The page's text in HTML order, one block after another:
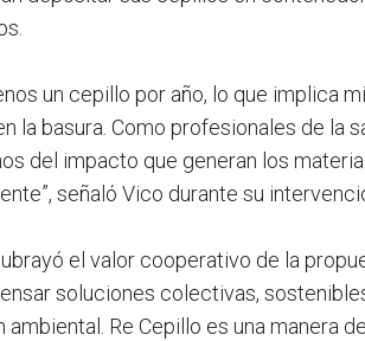
un cepillo por año, lo que implica
la basura. Como profesionales de la
del impacto que generan los
señaló Vico durante su
el valor cooperativo de la
soluciones colectivas,
Re Cepillo es una manera